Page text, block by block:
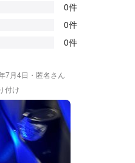
0件
0件
0件
7月4日・匿名さん
付け